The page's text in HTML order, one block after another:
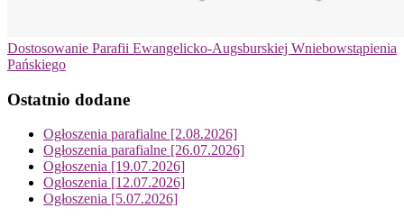
Dostosowanie Parafii Ewangelicko-Augsburskiej Wniebowstąpienia
Pańskiego
Ostatnio dodane
Ogłoszenia parafialne [2.08.2026]
Ogłoszenia parafialne [26.07.2026]
Ogłoszenia [19.07.2026]
Ogłoszenia [12.07.2026]
Ogłoszenia [5.07.2026]